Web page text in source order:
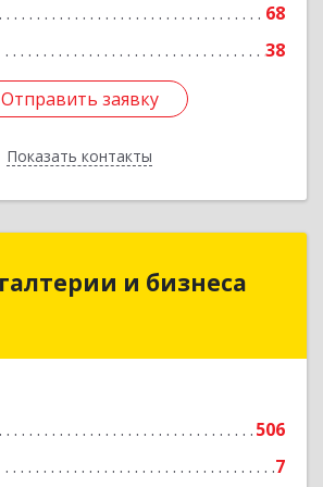
68
38
Отправить заявку
Показать контакты
Подробнее
Отправить заявку
Назад
и бизнеса
506
7
и бизнеса
г, Качинский туп, дом №